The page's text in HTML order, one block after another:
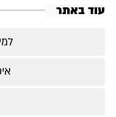
עוד באתר